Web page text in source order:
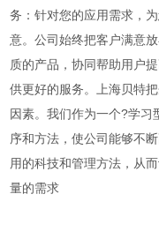
务：针对您的应用需求，
意。公司始终把客户满意
质的产品，协同帮助用户
供更好的服务。上海贝特
因素。我们作为一个?学
序和方法，使公司能够不
用的科技和管理方法，从
量的需求